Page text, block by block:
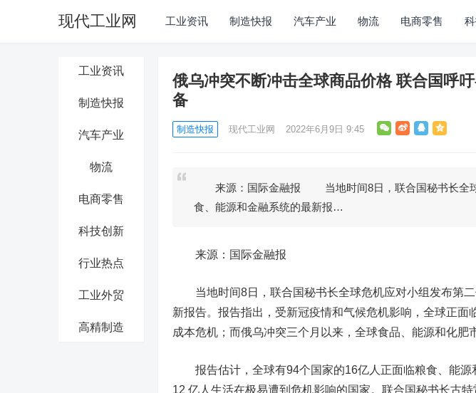
现代工业网 工业资讯 制造快报 汽车产业 物流 电商零售
工业资讯
制造快报
汽车产业
物流
电商零售
科技创新
行业热点
工业外贸
高精制造
俄乌冲突不断冲击全球商品价格 联合国呼
备
制造快报 现代工业网 2022年6月9日 9:45
来源：国际金融报 当地时间8日，联合国秘书长全球
食、能源和金融系统的最新报…
来源：国际金融报
当地时间8日，联合国秘书长全球危机应对小组发布第二
新报告。报告指出，受新冠疫情和气候危机影响，全球正面
成本危机；而俄乌冲突三个月以来，全球食品、能源和化肥
报告估计，全球有94个国家的16亿人正面临粮食、能源
12 亿人生活在极易遭到危机影响的国家。联合国秘书长古